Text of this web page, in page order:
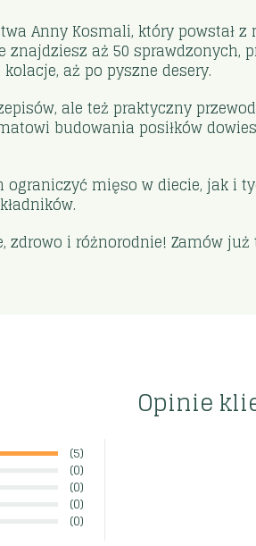
Anny Kosmali, który
znajdziesz aż 50
aż po pyszne desery.
ale też praktyczny
budowania posiłków
ograniczyć mięso w diecie, jak
zdrowo i różnorodnie! Zamów
Opinie
(5)
(0)
(0)
(0)
(0)